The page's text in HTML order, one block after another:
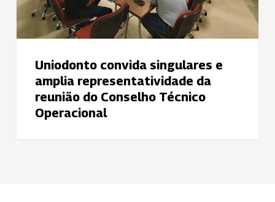
Conselho
Técnico
Operacional
Uniodonto convida singulares e
amplia representatividade da
reunião do Conselho Técnico
Operacional